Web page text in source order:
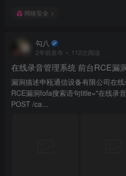
网络安全
勾八
2年前发布 112次阅读
在线录音管理系统 前台RCE漏
漏洞描述申瓯通信设备有限公司在
RCE漏洞fofa搜索语句title="在线录
POST /ca...